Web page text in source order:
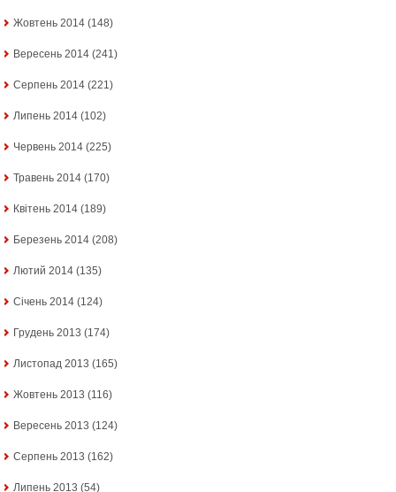
Жовтень 2014 (148)
Вересень 2014 (241)
Серпень 2014 (221)
Липень 2014 (102)
Червень 2014 (225)
Травень 2014 (170)
Квітень 2014 (189)
Березень 2014 (208)
Лютий 2014 (135)
Січень 2014 (124)
Грудень 2013 (174)
Листопад 2013 (165)
Жовтень 2013 (116)
Вересень 2013 (124)
Серпень 2013 (162)
Липень 2013 (54)